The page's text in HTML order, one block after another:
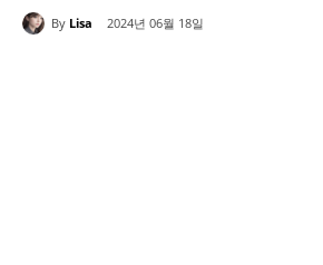
By Lisa 2024년 06월 18일